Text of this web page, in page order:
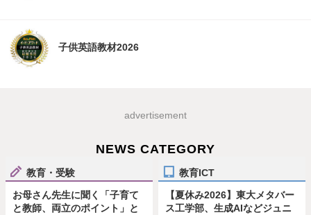
子供英語教材2026
advertisement
NEWS CATEGORY
教育・受験
お母さん先生に聞く「子育て
と教師、両立のポイント」と
教育ICT
【夏休み2026】東大メタバー
ス工学部、生成AIなどジュニ